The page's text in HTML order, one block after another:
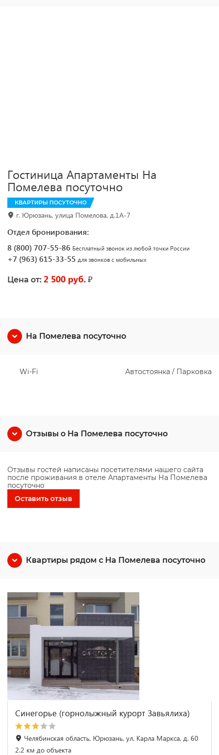
Гостиница Апартаменты На
Помелева посуточно
КВАРТИРЫ ПОСУТОЧНО
г. Юрюзань, улица Помелова, д.1А-7
Отдел бронирования:
8 (800) 707-55-86 Бесплатный звонок из любой точки России
+7 (963) 615-33-55 для звонков с мобильных
Цена от: 2 500 руб. ₽
На Помелева посуточно
Wi-Fi Автостоянка / Парковка
Отзывы о На Помелева посуточно
Отзывы гостей написаны посетителями нашего сайта
после проживания в отеле Апартаменты На Помелева
посуточно
Оставить отзыв
Квартиры рядом с На Помелева посуточно
Синегорье (горнолыжный курорт Завьялиха)
Челябинская область, Юрюзань, ул. Карла Маркса, д. 60
2.2 км до объекта